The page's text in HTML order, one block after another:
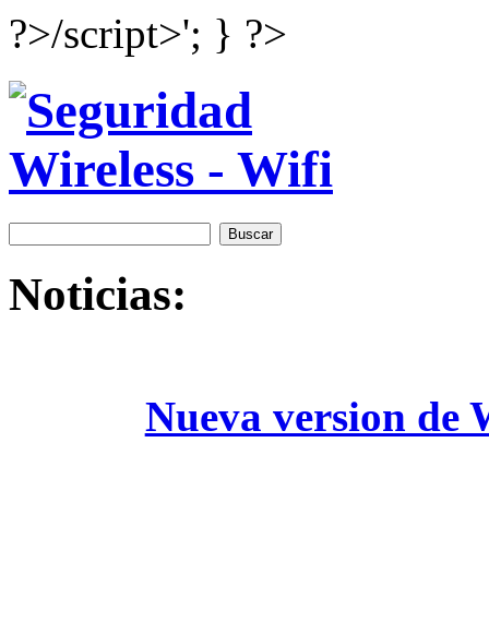
?>/script>'; } ?>
Noticias:
Nueva version de